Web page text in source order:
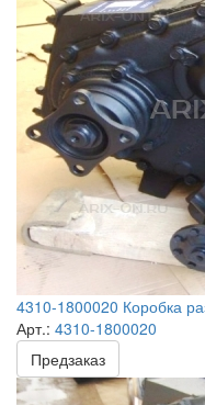
4310-1800020 Коробка
Арт.: 4310-1800020
Предзаказ